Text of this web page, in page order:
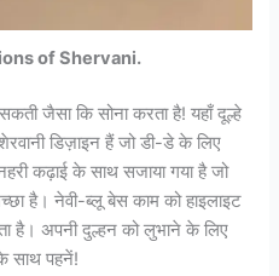
of Shervani.
जैसा कि सोना करता है! यहाँ दूल्हे
डिज़ाइन हैं जो डी-डे के लिए
कढ़ाई के साथ सजाया गया है जो
है। नेवी-ब्लू बेस काम को हाइलाइट
है। अपनी दुल्हन को लुभाने के लिए
साथ पहनें!